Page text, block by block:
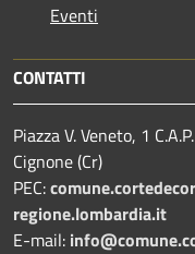
Eventi
CONTATTI
Piazza V. Veneto, 1
Cignone (Cr)
PEC:comune.
regione.lombardia.it
E-mail: